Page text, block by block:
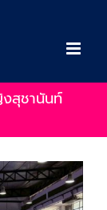
สุชานันท์